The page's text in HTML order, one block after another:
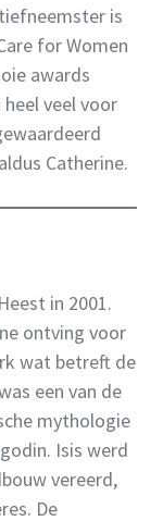
is
for Women
awards
veel voor
Catherine.
in 2001.
ontving voor
wat betreft de
een van de
mythologie
Isis werd
vereerd,
De